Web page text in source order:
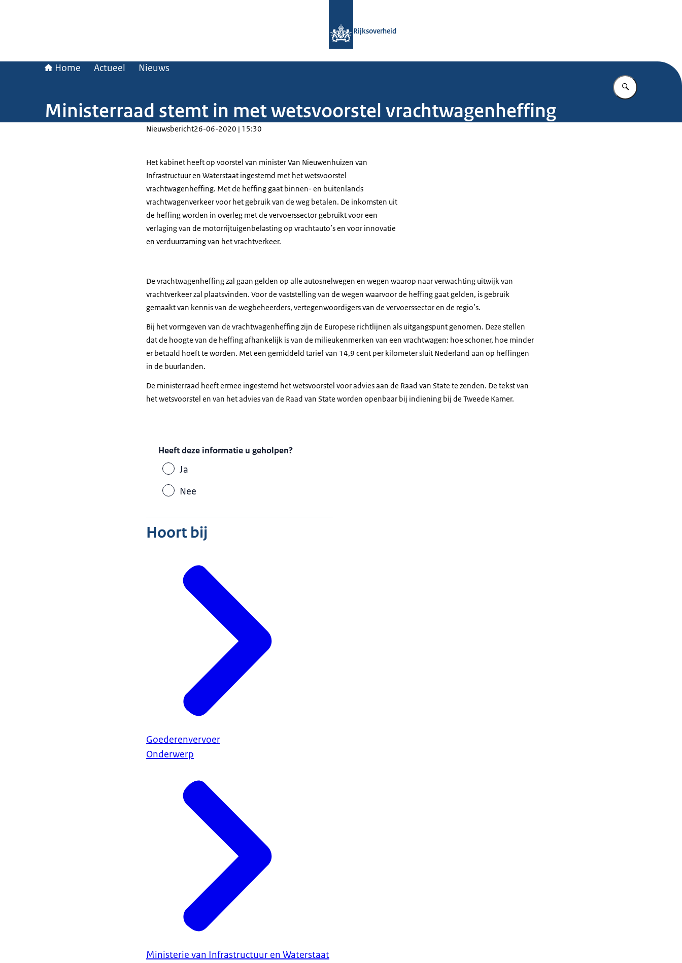
Rijksoverheid
Home Actueel Nieuws
Vul in wat u
Ministerraad stemt in met wetsvoorstel vrachtwagenheffing
Nieuwsbericht26-06-2020 | 15:30
Het kabinet heeft op voorstel van minister Van Nieuwenhuizen van
Infrastructuur en Waterstaat ingestemd met het wetsvoorstel
vrachtwagenheffing. Met de heffing gaat binnen- en buitenlands
vrachtwagenverkeer voor het gebruik van de weg betalen. De inkomsten uit
de heffing worden in overleg met de vervoerssector gebruikt voor een
verlaging van de motorrijtuigenbelasting op vrachtauto’s en voor innovatie
en verduurzaming van het vrachtverkeer.
De vrachtwagenheffing zal gaan gelden op alle autosnelwegen en wegen waarop naar verwachting uitwijk van
vrachtverkeer zal plaatsvinden. Voor de vaststelling van de wegen waarvoor de heffing gaat gelden, is gebruik
gemaakt van kennis van de wegbeheerders, vertegenwoordigers van de vervoerssector en de regio’s.
Bij het vormgeven van de vrachtwagenheffing zijn de Europese richtlijnen als uitgangspunt genomen. Deze stellen
dat de hoogte van de heffing afhankelijk is van de milieukenmerken van een vrachtwagen: hoe schoner, hoe minder
er betaald hoeft te worden. Met een gemiddeld tarief van 14,9 cent per kilometer sluit Nederland aan op heffingen
in de buurlanden.
De ministerraad heeft ermee ingestemd het wetsvoorstel voor advies aan de Raad van State te zenden. De tekst van
het wetsvoorstel en van het advies van de Raad van State worden openbaar bij indiening bij de Tweede Kamer.
Heeft deze informatie u geholpen?
Ja
Nee
Hoort bij
Goederenvervoer
Onderwerp
Ministerie van Infrastructuur en Waterstaat